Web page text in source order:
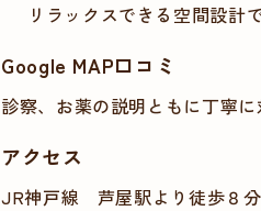
リラックスできる空間設計で
Google MAP口コミ
診察、お薬の説明ともに丁寧
アクセス
JR神戸線 芦屋駅より徒歩８分